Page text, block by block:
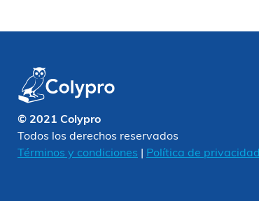
© 2021 Colypro
Todos los derechos reservados
Términos y condiciones
Política de privacidad